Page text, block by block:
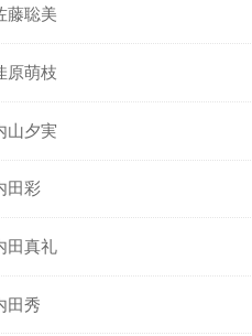
藤聡美
原萌枝
山夕実
田彩
田真礼
田秀